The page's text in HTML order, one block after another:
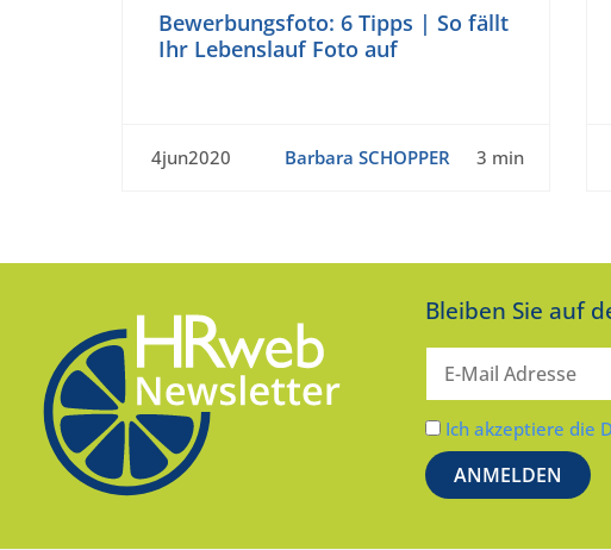
Bewerbungsfoto: 6 Tipps | So fällt
Ihr Lebenslauf Foto auf
4jun2020 Barbara SCHOPPER 3 min
Bleiben Sie auf
Ich akzeptiere die